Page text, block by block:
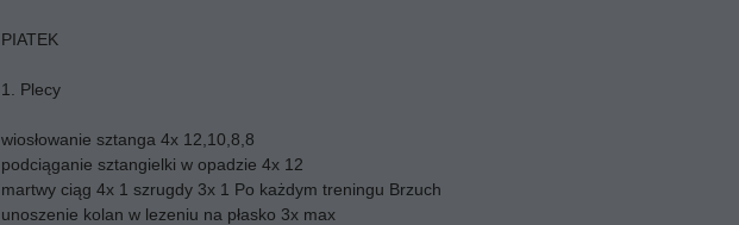
PIATEK
1. Plecy
wiosłowanie sztanga 4x 12,10,8,8
podciąganie sztangielki w opadzie 4x 12
martwy ciąg 4x 1 szrugdy 3x 1 Po każdym treningu Brzuch
unoszenie kolan w lezeniu na płasko 3x max